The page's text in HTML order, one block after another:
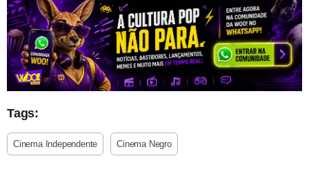
Tags:
Cinema Independente Cinema Negro